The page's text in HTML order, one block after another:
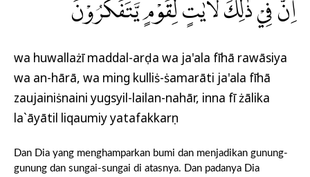
اِنَّ فِيْ ذٰلِكَ لَاٰيٰتٍ لِّقَوْمٍ يَّتَفَكَّرُوْنَ
wa huwallażī maddal-arḍa wa ja'ala fīhā rawāsiya
wa an-hārā, wa ming kulliṡ-ṡamarāti ja'ala fīhā
zaujainiṡnaini yugsyil-lailan-nahār, inna fī żālika
la`āyātil liqaumiy yatafakkarụn
Dan Dia yang menghamparkan bumi dan menjadikan gunung-
gunung dan sungai-sungai di atasnya. Dan padanya Dia